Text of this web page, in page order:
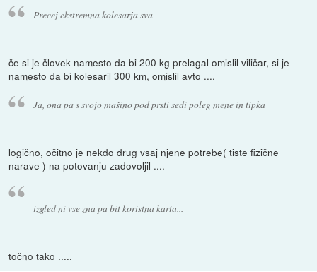
Precej ekstremna kolesarja sva
če si je človek namesto da bi 200 kg prelagal omislil viličar, si je
namesto da bi kolesaril 300 km, omislil avto ....
Ja, ona pa s svojo mašino pod prsti sedi poleg mene in tipka
logično, očitno je nekdo drug vsaj njene potrebe( tiste fizične
narave ) na potovanju zadovoljil ....
izgled ni vse zna pa bit koristna karta...
točno tako .....